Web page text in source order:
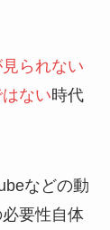
られない
ない時代
などの動
要性自体